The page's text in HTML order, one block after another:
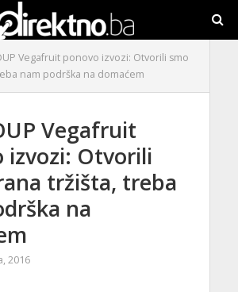
Vegafruit ponovo izvozi: Otvorili smo
nam podrška na domaćem
Vegafruit
izvozi: Otvorili
tržišta, treba
na
2016